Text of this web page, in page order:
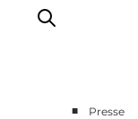
■
Presse